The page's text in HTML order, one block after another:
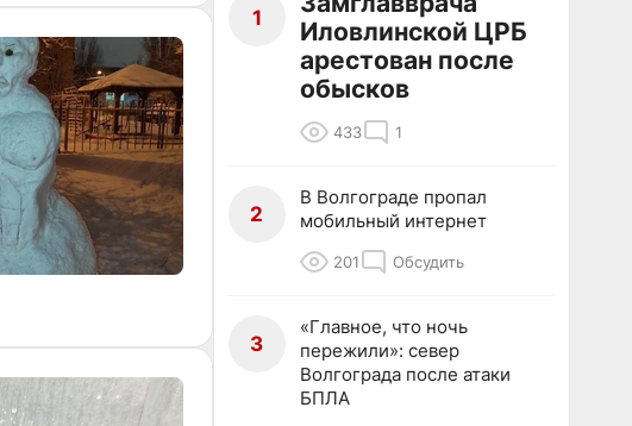
1
Иловлинской ЦРБ
арестован после
обысков
433 1
2
В Волгограде пропал
мобильный интернет
201 Обсудить
3
«Главное, что ночь
пережили»: север
Волгограда после атаки
БПЛА